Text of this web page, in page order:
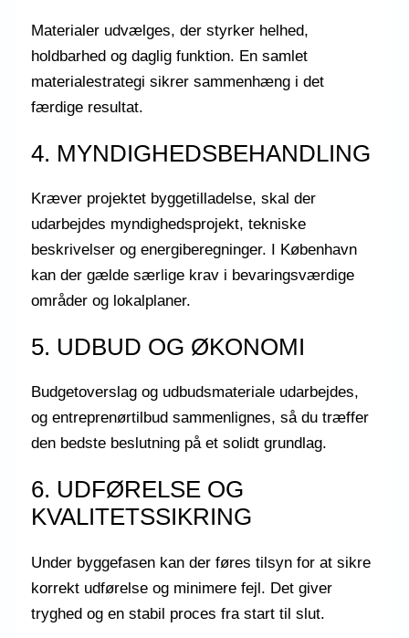
Materialer udvælges, der styrker helhed,
holdbarhed og daglig funktion. En samlet
materialestrategi sikrer sammenhæng i det
færdige resultat.
4. MYNDIGHEDSBEHANDLING
Kræver projektet byggetilladelse, skal der
udarbejdes myndighedsprojekt, tekniske
beskrivelser og energiberegninger. I København
kan der gælde særlige krav i bevaringsværdige
områder og lokalplaner.
5. UDBUD OG ØKONOMI
Budgetoverslag og udbudsmateriale udarbejdes,
og entreprenørtilbud sammenlignes, så du træffer
den bedste beslutning på et solidt grundlag.
6. UDFØRELSE OG
KVALITETSSIKRING
Under byggefasen kan der føres tilsyn for at sikre
korrekt udførelse og minimere fejl. Det giver
tryghed og en stabil proces fra start til slut.